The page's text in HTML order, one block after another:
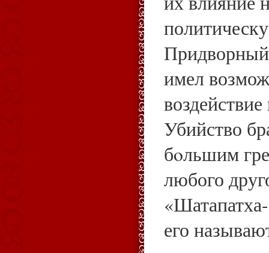
имел
воздействие
Убийство
бoльшим
любого
его